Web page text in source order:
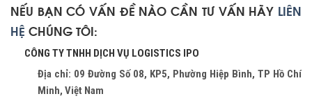
NẾU BẠN CÓ VẤN ĐỀ NÀO CẦN TƯ VẤN HÃY LIÊN
HỆ CHÚNG TÔI:
CÔNG TY TNHH DỊCH VỤ LOGISTICS IPO
Địa chỉ: 09 Đường Số 08, KP5, Phường Hiệp Bình, TP Hồ Chí
Minh, Việt Nam